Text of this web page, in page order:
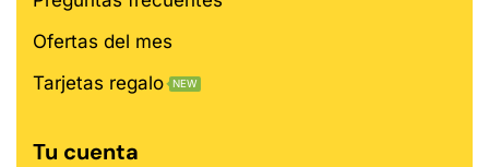
Ofertas del mes
Tarjetas regalo
NEW
Tu cuenta